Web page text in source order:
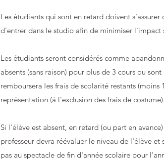
Les étudiants qui sont en retard doivent
d'entrer dans le studio afin de minimiser l'impact
Les étudiants seront considérés comme
absents (sans raison) pour plus de 3 cours ou
remboursera les frais de scolarité restants
représentation (à l'exclusion des frais de costume).
Si l'élève est absent, en retard (ou part en
professeur devra réévaluer le niveau de l'élève
pas au spectacle de fin d'année scolaire pour